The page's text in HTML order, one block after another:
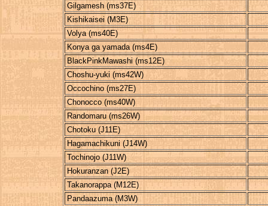
Gilgamesh (ms37E)
Kishikaisei (M3E)
Volya (ms40E)
Konya ga yamada (ms4E)
BlackPinkMawashi (ms12E)
Choshu-yuki (ms42W)
Occochino (ms27E)
Chonocco (ms40W)
Randomaru (ms26W)
Chotoku (J11E)
Hagamachikuni (J14W)
Tochinojo (J11W)
Hokuranzan (J2E)
Takanorappa (M12E)
Pandaazuma (M3W)